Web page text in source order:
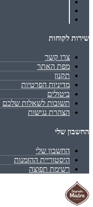
שירות לקוחות
צרו קשר
מפת האתר
תקנון
מדיניות הפרטיות
ביטולים
תשובות לשאלות שלכם
הצהרת נגישות
החשבון שלי
החשבון שלי
היסטוריית ההזמנות
רשימת תפוצה